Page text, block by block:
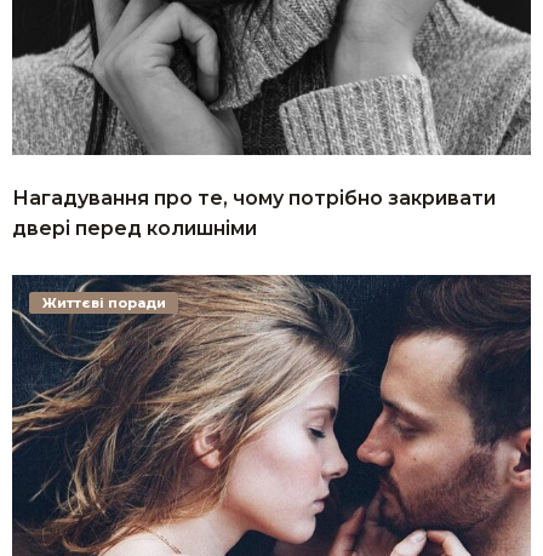
Нагадування про те, чому потрібно закривати
двері перед колишніми
Життєві поради